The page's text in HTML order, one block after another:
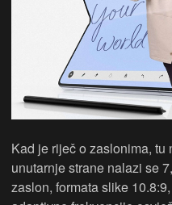
Kad je riječ o zaslonima, tu
unutarnje strane nalazi se
zaslon, formata slike